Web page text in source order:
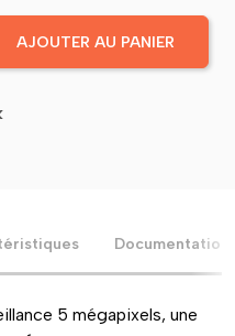
AJOUTER AU PANIER
Documentation
5 mégapixels, une